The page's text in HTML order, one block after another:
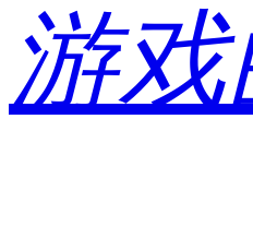
游戏